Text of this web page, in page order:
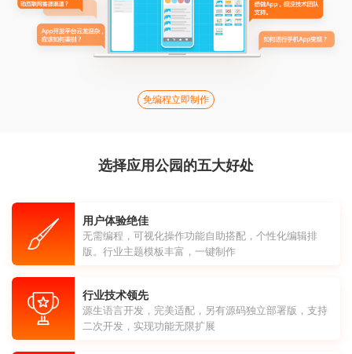
免编程立即制作
选择应用公园的五大好处
用户体验绝佳
无需编程，可视化操作功能自助搭配，个性化编辑排
版。行业主题模板丰富，一键制作
行业技术领先
源生语言开发，完美适配，另有源码独立部署版，支持
二次开发，实现功能无限扩展